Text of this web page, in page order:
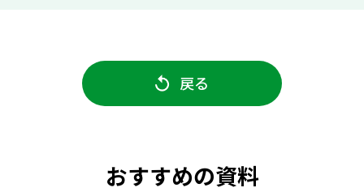
戻る
おすすめの資料